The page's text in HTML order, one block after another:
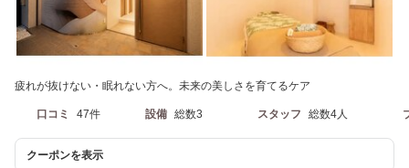
疲れが抜けない・眠れない方へ。未来の美しさを育てるケア
口コミ 47件 設備 総数3 スタッフ 総数4人
クーポンを表示